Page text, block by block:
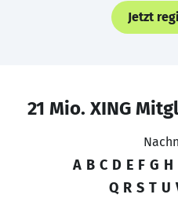
Jetzt
21 Mio. XING
A B C D E F G H
Q R S T U